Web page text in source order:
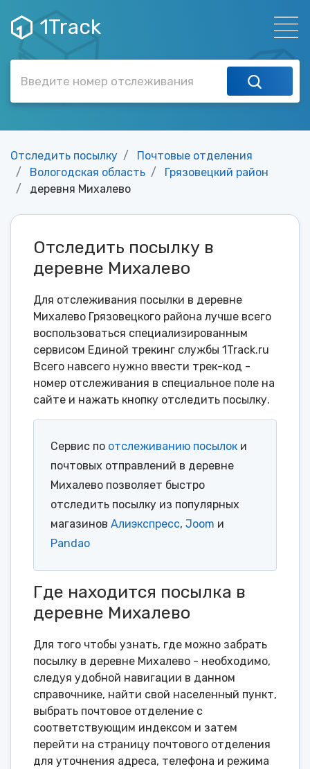
1Track
Отследить посылку
Почтовые отделения
Вологодская область
Грязовецкий район
деревня Михалево
Отследить посылку в
деревне Михалево
Для отслеживания посылки в деревне
Михалево Грязовецкого района лучше всего
воспользоваться специализированным
сервисом Единой трекинг службы 1Track.ru
Всего навсего нужно ввести трек-код -
номер отслеживания в специальное поле на
сайте и нажать кнопку отследить посылку.
Сервис по отслеживанию посылок и
почтовых отправлений в деревне
Михалево позволяет быстро
отследить посылку из популярных
магазинов Алиэкспресс, Joom и
Pandao
Где находится посылка в
деревне Михалево
Для того чтобы узнать, где можно забрать
посылку в деревне Михалево - необходимо,
следуя удобной навигации в данном
справочнике, найти свой населенный пункт,
выбрать почтовое отделение с
соответствующим индексом и затем
перейти на страницу почтового отделения
для уточнения адреса, телефона и режима